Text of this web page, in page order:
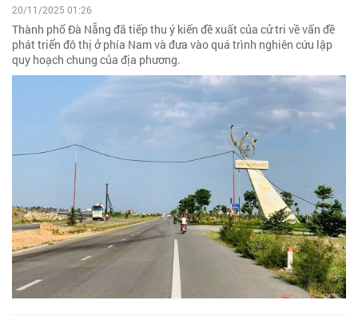
20/11/2025 01:26
Thành phố Đà Nẵng đã tiếp thu ý kiến đề xuất của cử tri về vấn đề
phát triển đô thị ở phía Nam và đưa vào quá trình nghiên cứu lập
quy hoạch chung của địa phương.